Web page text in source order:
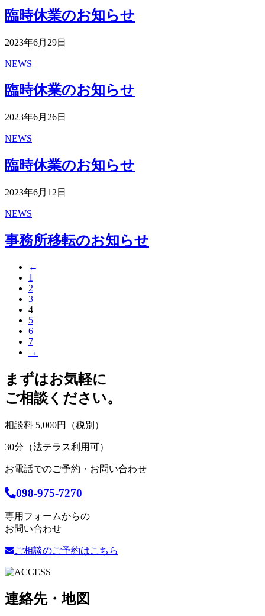
臨時休業のお知らせ
2023年6月29日
NEWS
臨時休業のお知らせ
2023年6月26日
NEWS
臨時休業のお知らせ
2023年6月12日
NEWS
事務所移転のお知らせ
←
1
2
3
4
5
6
7
→
まずはお気軽に
ご相談ください。
相談料 5,000円（税別）
30分（法テラス利用可）
お電話でのご予約・お問い合わせ
098-975-7270
専用フォームからの
お問い合わせ
ご相談のご予約はこちら
連絡先・地図